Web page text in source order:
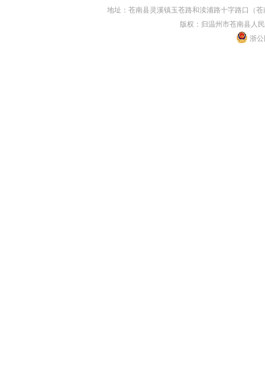
地址：苍南县灵溪镇玉苍路和渎浦路十字路口（
版权：归温州市苍南县人
浙公